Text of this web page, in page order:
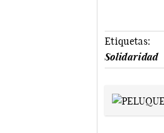
Etiquetas:
Solidaridad